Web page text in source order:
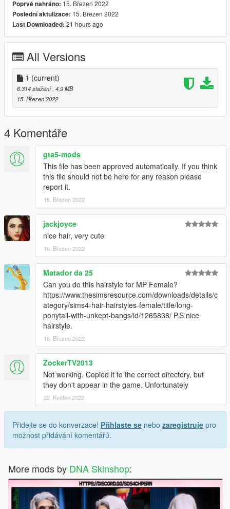
Poprvé nahráno: 15. Březen 2022
Poslední aktulizace: 15. Březen 2022
Last Downloaded: 21 hours ago
All Versions
1 (current)
6.314 stažení , 4,9 MB
15. Březen 2022
4 Komentáře
gta5-mods
This file has been approved automatically. If you think
this file should not be here for any reason please
report it.
15. Březen 2022
jackjoyce
nice hair, very cute
16. Březen 2022
Matador da 25
Can you do this hairstyle for MP Female?
https://www.thesimsresource.com/downloads/details/c
ategory/sims4-hair-hairstyles-female/title/long-
ponytail-with-unkept-bangs/id/1265838/ P.S nice
hairstyle.
16. Březen 2022
ZockerTV2013
Not working. Copied it to the correct directory, but
they don't appear in the game. Unfortunately
22. Květen 2022
Přidejte se do konverzace! Přihlaste se nebo zaregistruje pro
možnost přidávání komentářů.
More mods by DNA Skinshop: